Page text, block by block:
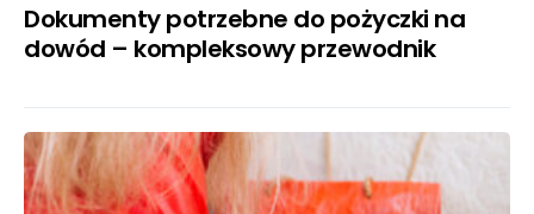
Dokumenty potrzebne do pożyczki na
dowód – kompleksowy przewodnik